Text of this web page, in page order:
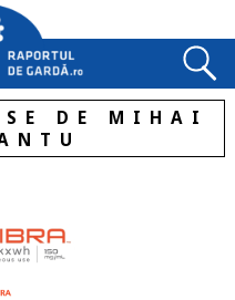
DE MIHAI